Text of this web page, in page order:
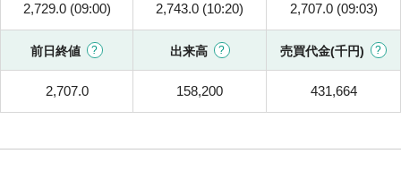
2,729.0 (09:00) 2,743.0 (10:20) 2,707.0 (09:03)
前日終値 出来高 売買代金(千円)
2,707.0 158,200 431,664